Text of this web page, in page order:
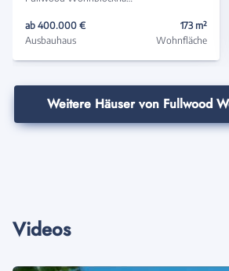
ab 400.000 €
Ausbauhaus
173 m²
Wohnfläche
Weitere Häuser von Fullwood
Videos